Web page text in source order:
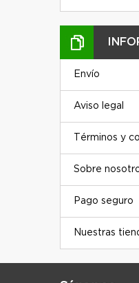
Envío
Aviso legal
Términos y
Sobre
Pago seguro
Nuestras